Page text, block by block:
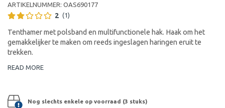
ARTIKELNUMMER: OAS690177
2 (1)
Tenthamer met polsband en multifunctionele hak. Haak om het
gemakkelijker te maken om reeds ingeslagen haringen eruit te
trekken.
READ MORE
Nog slechts enkele op voorraad (3 stuks)